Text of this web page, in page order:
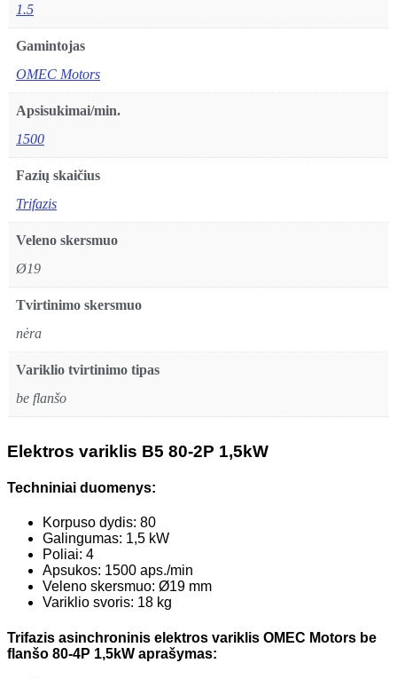
1.5
Gamintojas
OMEC Motors
Apsisukimai/min.
1500
Fazių skaičius
Trifazis
Veleno skersmuo
Ø19
Tvirtinimo skersmuo
nėra
Variklio tvirtinimo tipas
be flanšo
Elektros variklis B5 80-2P 1,5kW
Techniniai duomenys:
Korpuso dydis: 80
Galingumas: 1,5 kW
Poliai: 4
Apsukos: 1500 aps./min
Veleno skersmuo: Ø19 mm
Variklio svoris: 18 kg
Trifazis asinchroninis elektros variklis OMEC Motors be
flanšo 80-4P 1,5kW aprašymas: